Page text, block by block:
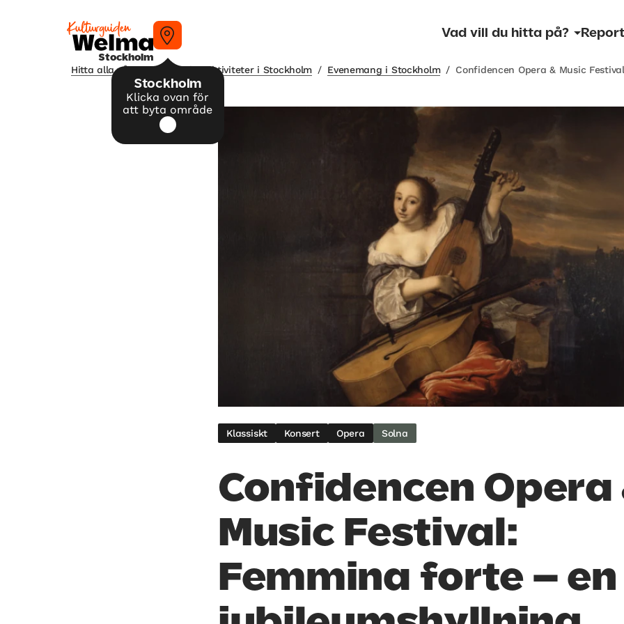
Stockholm
Stockholm
Klicka ovan för
att byta område
Vad vill du hitta på?
Hitta alla våra tips på kulturaktiviteter i Stockholm / Evenemang i Stockholm / Confidencen Opera & Music
Klassiskt Konsert Opera Solna
Confidencen Opera
Music Festival:
Femmina forte – en